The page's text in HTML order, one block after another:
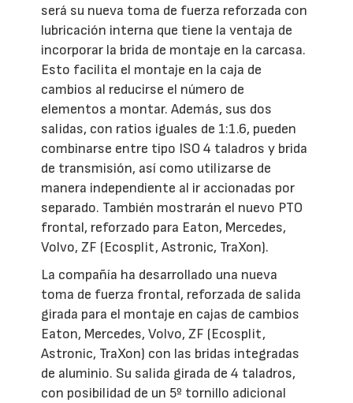
será su nueva toma de fuerza reforzada con
lubricación interna que tiene la ventaja de
incorporar la brida de montaje en la carcasa.
Esto facilita el montaje en la caja de
cambios al reducirse el número de
elementos a montar. Además, sus dos
salidas, con ratios iguales de 1:1.6, pueden
combinarse entre tipo ISO 4 taladros y brida
de transmisión, así como utilizarse de
manera independiente al ir accionadas por
separado. También mostrarán el nuevo PTO
frontal, reforzado para Eaton, Mercedes,
Volvo, ZF (Ecosplit, Astronic, TraXon).
La compañía ha desarrollado una nueva
toma de fuerza frontal, reforzada de salida
girada para el montaje en cajas de cambios
Eaton, Mercedes, Volvo, ZF (Ecosplit,
Astronic, TraXon) con las bridas integradas
de aluminio. Su salida girada de 4 taladros,
con posibilidad de un 5º tornillo adicional